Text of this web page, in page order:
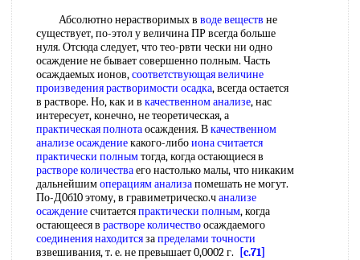
Абсолютно нерастворимых в воде веществ не
существует, по-этол у величина ПР всегда больше
нуля. Отсюда следует, что тео-рвти чески ни одно
осаждение не бывает совершенно полным. Часть
осаждаемых ионов,соответствующая величине
произведения растворимости осадка, всегда остается
в растворе. Но, как и в качественном анализе, нас
интересует, конечно, не теоретическая, а
практическая полнотаосаждения. Вкачественном
анализе осаждениекакого-либоиона считается
практически полнымтогда, когда остающиеся в
растворе количестваего настолько малы, что никаким
дальнейшимоперациям анализапомешать не могут.
По-Д0б10 этому, в гравиметрическо.чанализе
осаждениесчитаетсяпрактически полным, когда
остающееся в растворе количествоосаждаемого
соединения находитсязапределами точности
взвешивания, т. е. не превышает 0,0002 г.
[c.71]